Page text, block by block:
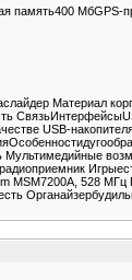
память400
Материал
USB-
528 МГц